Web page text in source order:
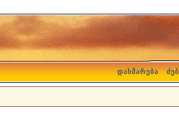
დახმარება